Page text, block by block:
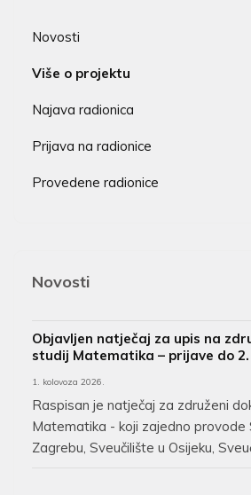
Novosti
Više o projektu
Najava radionica
Prijava na radionice
Provedene radionice
Novosti
Objavljen natječaj za upis na
studij Matematika – prijave do
1. kolovoza 2026.
Raspisan je natječaj za združeni
Matematika - koji zajedno provode
Zagrebu, Sveučilište u Osijeku,